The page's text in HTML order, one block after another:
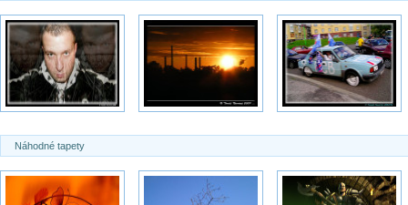
Náhodné tapety